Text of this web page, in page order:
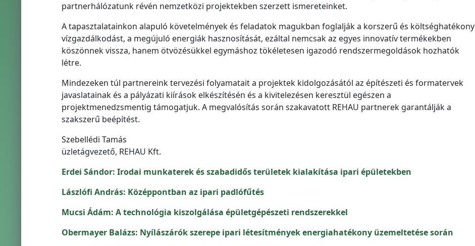
partnerhálózatunk révén nemzetközi projektekben szerzett ismereteinket.
A tapasztalatainkon alapuló követelmények és feladatok magukban foglalják a korszerű és költséghatékony
vízgazdálkodást, a megújuló energiák hasznosítását, ezáltal nemcsak az egyes innovatív termékekben
köszönnek vissza, hanem ötvözésükkel egymáshoz tökéletesen igazodó rendszermegoldások hozhatók
létre.
Mindezeken túl partnereink tervezési folyamatait a projektek kidolgozásától az építészeti és formatervek
javaslatainak és a pályázati kiírások elkészítésén és a kivitelezésen keresztül egészen a
projektmenedzsmentig támogatjuk. A megvalósítás során szakavatott REHAU partnerek garantálják a
szakszerű beépítést.
Szebellédi Tamás
üzletágvezető, REHAU Kft.
Erdei Sándor: Irodai munkaterek és szabadidős területek kialakítása ipari épületekben
Lászlófi András: Középpontban az ipari padlófűtés
Mucsi Ádám: A technológia kiszolgálása épületgépészeti rendszerekkel
Obermayer Balázs: Nyílászárók szerepe ipari létesítmények energiahatékony üzemeltetése során